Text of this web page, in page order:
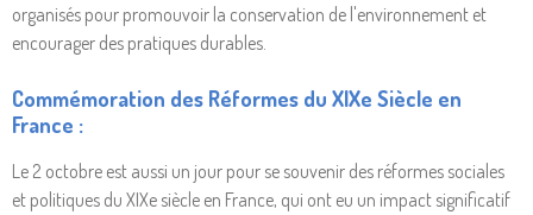
organisés pour promouvoir la conservation de l'environnement et
encourager des pratiques durables.
Commémoration des Réformes du XIXe Siècle en
France :
Le 2 octobre est aussi un jour pour se souvenir des réformes sociales
et politiques du XIXe siècle en France, qui ont eu un impact significatif